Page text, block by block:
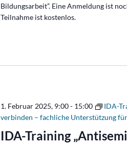
Bildungsarbeit”. Eine Anmeldung ist
Teilnahme ist kostenlos.
IDA-Training
1. Februar 2025, 9:00- 15:00
IDA-
verbinden – fachliche Unterstützung